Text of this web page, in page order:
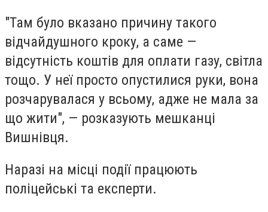
"Там було вказано причину такого
відчайдушного кроку, а саме —
відсутність коштів для оплати газу, світла
тощо. У неї просто опустилися руки, вона
розчарувалася у всьому, адже не мала за
що жити", — розказують мешканці
Вишнівця.
Наразі на місці події працюють
поліцейські та експерти.